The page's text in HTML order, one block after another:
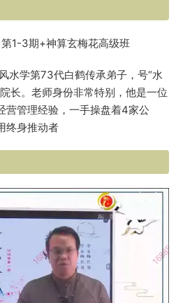
1-3期+神算玄梅花高级班
水学第73代白鹤传承弟子，号“水
长。老师身份非常特别，他是一位
营管理经验，一手操盘着4家公
终身推动者